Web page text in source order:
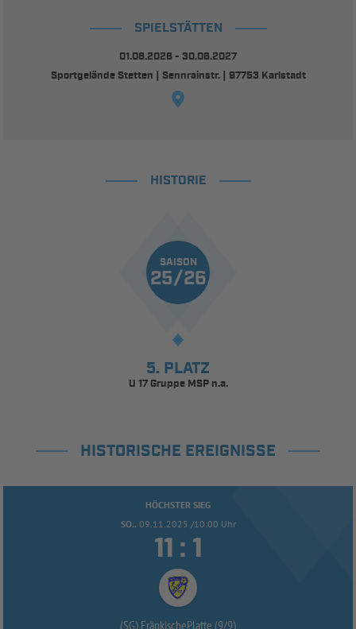
SPIELSTÄTTEN
01.08.2026 - 30.06.2027
Sportgelände Stetten | Sennrainstr. | 97753 Karlstadt
HISTORIE
SAISON
25/26
5. PLATZ
U 17 Gruppe MSP n.a.
HISTORISCHE EREIGNISSE
HÖCHSTER SIEG
SO.. 09.11.2025 /10:00 Uhr
 : 
(SG) FränkischePlatte (9/9)